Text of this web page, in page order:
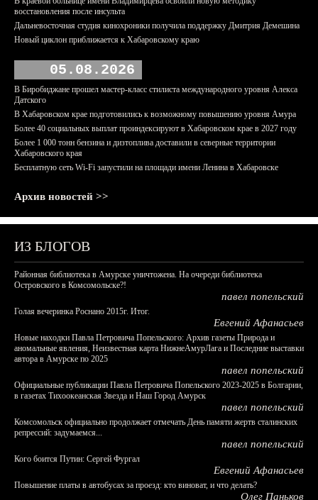
восстановления после инсульта
Дальневосточная студия кинохроники получила поддержку Дмитрия Демешина
Новый циклон приближается к Хабаровскому краю
05.08.2026
В Биробиджане прошел мастер-класс стилиста международного уровня Алекса
Датского
В Хабаровском крае подготовились к возможному повышению уровня Амура
Более 40 социальных выплат проиндексируют в Хабаровском крае в 2027 году
Более 1 000 тонн бензина и дизтоплива доставили в северные территории
Хабаровского края
Бесплатную сеть Wi-Fi запустили на площади имени Ленина в Хабаровске
Архив новостей >>
ИЗ БЛОГОВ
Районная библиотека в Амурске уничтожена. На очереди библиотека
Островского в Комсомольске?!
павел попельский
Голая вечеринка Роснано 2015г. Итог.
Евгений Афанасьев
Новые находки Павла Петровича Попельского: Архив газеты Природа и
аномальные явления, Неизвестная карта НижнеАмурЛага и Последние выставки
автора в Амурске по 2025
павел попельский
Официальные публикации Павла Петровича Попельского 2023-2025 в Болгарии,
в газетах Тихоокеанская Звезда и Наш Город Амурск
павел попельский
Комсомольск официально продолжает отмечать День памяти жертв сталинских
репрессий: задумаемся...
павел попельский
Кого боится Путин: Сергей Фургал
Евгений Афанасьев
Повышение платы в автобусах за проезд: кто виноват, и что делать?
Олег Паньков